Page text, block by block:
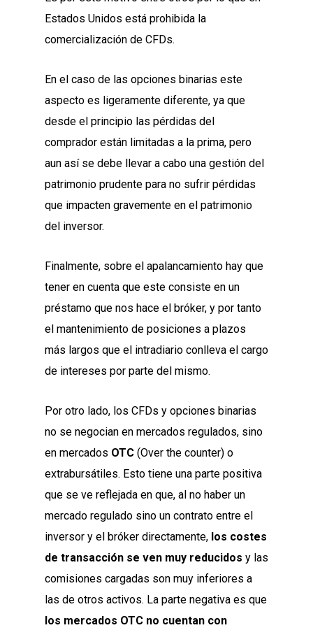
Estados Unidos está prohibida la
comercialización de CFDs.
En el caso de las opciones binarias este
aspecto es ligeramente diferente, ya que
desde el principio las pérdidas del
comprador están limitadas a la prima, pero
aun así se debe llevar a cabo una gestión del
patrimonio prudente para no sufrir pérdidas
que impacten gravemente en el patrimonio
del inversor.
Finalmente, sobre el apalancamiento hay que
tener en cuenta que este consiste en un
préstamo que nos hace el bróker, y por tanto
el mantenimiento de posiciones a plazos
más largos que el intradiario conlleva el cargo
de intereses por parte del mismo.
Por otro lado, los CFDs y opciones binarias
no se negocian en mercados regulados, sino
en mercados OTC (Over the counter) o
extrabursátiles. Esto tiene una parte positiva
que se ve reflejada en que, al no haber un
mercado regulado sino un contrato entre el
inversor y el bróker directamente, los costes
de transacción se ven muy reducidos y las
comisiones cargadas son muy inferiores a
las de otros activos. La parte negativa es que
los mercados OTC no cuentan con